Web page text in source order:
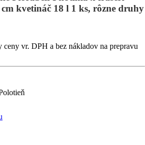
kvetináč 18 l 1 ks, rôzne druhy
vr. DPH a bez nákladov na prepravu